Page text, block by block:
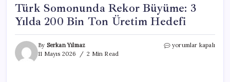
Türk Somonunda Rekor Büyüme: 3
Yılda 200 Bin Ton Üretim Hedefi
By Serkan Yılmaz
11 Mayıs 2026
2 Min Read
Türk
yorumlar kapalı